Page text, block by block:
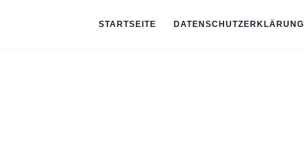
STARTSEITE DATENSCHUTZERKLÄRUNG